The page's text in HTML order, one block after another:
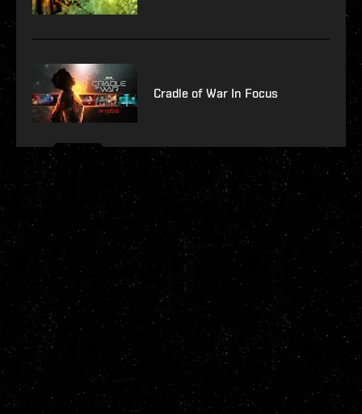
Cradle of War In Focus